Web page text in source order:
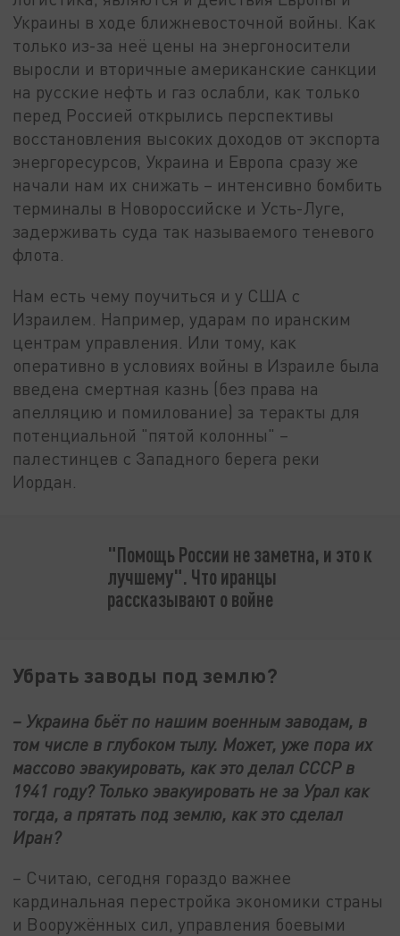
Украины в ходе ближневосточной войны. Как
только из-за неё цены на энергоносители
выросли и вторичные американские санкции
на русские нефть и газ ослабли, как только
перед Россией открылись перспективы
восстановления высоких доходов от экспорта
энергоресурсов, Украина и Европа сразу же
начали нам их снижать – интенсивно бомбить
терминалы в Новороссийске и Усть-Луге,
задерживать суда так называемого теневого
флота.
Нам есть чему поучиться и у США с
Израилем. Например, ударам по иранским
центрам управления. Или тому, как
оперативно в условиях войны в Израиле была
введена смертная казнь (без права на
апелляцию и помилование) за теракты для
потенциальной "пятой колонны" –
палестинцев с Западного берега реки
Иордан.
"Помощь России не заметна, и это к
лучшему". Что иранцы
рассказывают о войне
Убрать заводы под землю?
– Украина бьёт по нашим военным заводам, в
том числе в глубоком тылу. Может, уже пора их
массово эвакуировать, как это делал СССР в
1941 году? Только эвакуировать не за Урал как
тогда, а прятать под землю, как это сделал
Иран?
– Считаю, сегодня гораздо важнее
кардинальная перестройка экономики страны
и Вооружённых сил, управления боевыми